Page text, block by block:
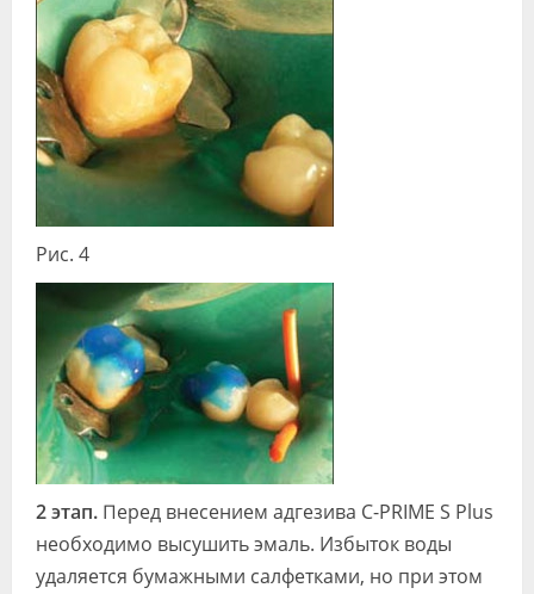
Рис. 4
2 этап. Перед внесением адгезива C-PRIME S Plus
необходимо высушить эмаль. Избыток воды
удаляется бумаж­ными салфетками, но при этом